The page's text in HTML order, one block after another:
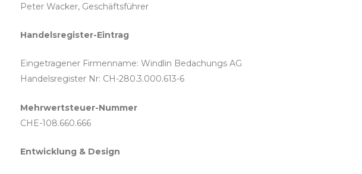
Peter Wacker, Geschäftsführer
Handelsregister-Eintrag
Eingetragener Firmenname: Windlin Bedachungs AG
Handelsregister Nr: CH-280.3.000.613-6
Mehrwertsteuer-Nummer
CHE-108.660.666
Entwicklung & Design